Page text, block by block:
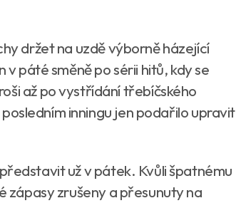
držet na uzdě výborně házející
páté směně po sérii hitů, kdy se
až po vystřídání třebíčského
inningu jen podařilo upravit
už v pátek. Kvůli špatnému
zápasy zrušeny a přesunuty na